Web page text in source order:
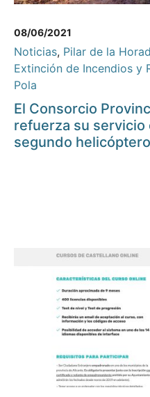
08/06/2021
Noticias, Pilar de la
Extinción de Incendios y
Pola
El Consorcio
refuerza su servicio
segundo helicóptero